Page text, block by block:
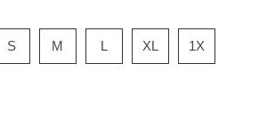
S M L XL 1X